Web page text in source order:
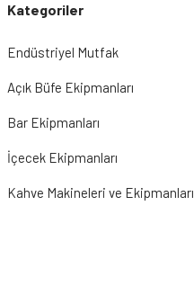
Kategoriler
Endüstriyel Mutfak
Açık Büfe Ekipmanları
Bar Ekipmanları
İçecek Ekipmanları
Kahve Makineleri ve Ekipmanları